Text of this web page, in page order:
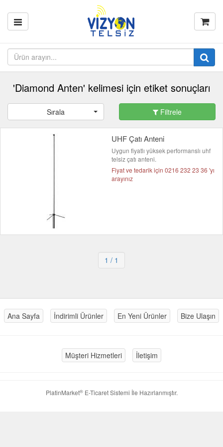
'Diamond Anten' kelimesi için etiket sonuçları
Sırala Filtrele
UHF Çatı Anteni
Uygun fiyatlı yüksek performanslı uhf
telsiz çatı anteni.
Fiyat ve tedarik için 0216 232 23 36 'yı
arayınız
1 / 1
Ana Sayfa İndirimli Ürünler En Yeni Ürünler Bize Ulaşın
Müşteri Hizmetleri İletişim
PlatinMarket®E-Ticaret Sistemi İle Hazırlanmıştır.